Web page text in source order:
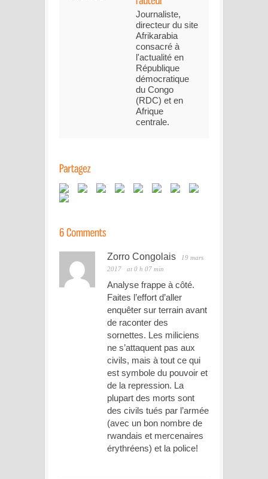
Journaliste,
directeur du site
Afrikarabia
consacré à
l'actualité en
République
démocratique
du Congo
(RDC) et en
Afrique
centrale.
Zorro Congolais
19 mars
2017
at 0 h 07 min
Analyse frappe à côté.
Faites l’effort d’aller
enquêter sur terrain avant
de raconter des
sornettes. Les miliciens
ne s’attaquent pas aux
civils, mais à tout ce qui
est symbole du pouvoir et
de la repression. La
plupart des morts sont
des civils tués par l’armée
(avec un bon nombre de
rwandais et mercenaires
érythréens) et la police!